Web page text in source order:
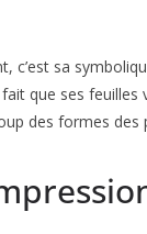
c’est sa
que ses
des formes des